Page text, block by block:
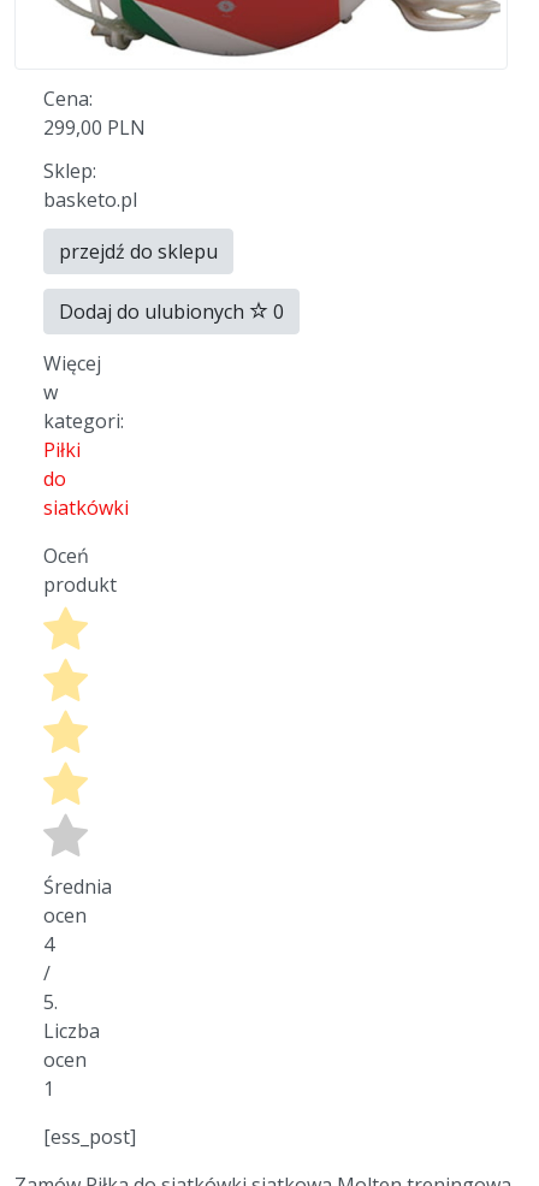
Cena:
299,00 PLN
Sklep:
basketo.pl
przejdź do sklepu
Dodaj do ulubionych
0
Więcej
w
kategori:
Piłki
do
siatkówki
Oceń
produkt
Średnia
ocen
4
/
5.
Liczba
ocen
1
[ess_post]